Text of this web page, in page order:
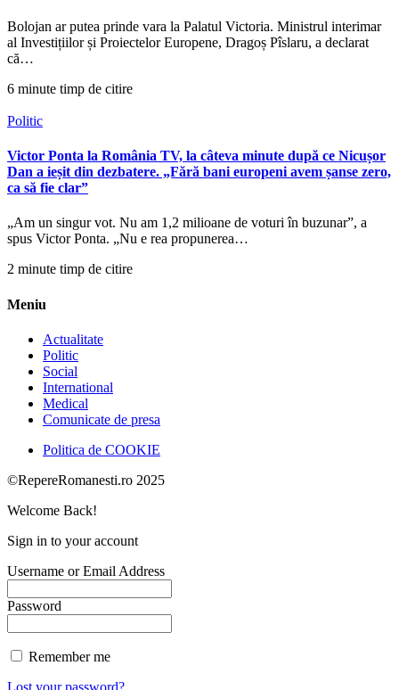
Bolojan ar putea prinde vara la Palatul Victoria. Ministrul interimar
al Investițiilor și Proiectelor Europene, Dragoș Pîslaru, a declarat
că…
6 minute timp de citire
Politic
Victor Ponta la România TV, la câteva minute după ce Nicușor
Dan a ieșit din dezbatere. „Fără bani europeni avem șanse zero,
ca să fie clar”
„Am un singur vot. Nu am 1,2 milioane de voturi în buzunar”, a
spus Victor Ponta. „Nu e rea propunerea…
2 minute timp de citire
Meniu
Actualitate
Politic
Social
International
Medical
Comunicate de presa
Politica de COOKIE
©RepereRomanesti.ro 2025
Welcome Back!
Sign in to your account
Username or Email Address
Password
Remember me
Lost your password?